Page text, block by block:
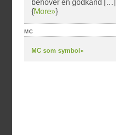
behöver en godkänd […]
{More»}
MC
MC som symbol»